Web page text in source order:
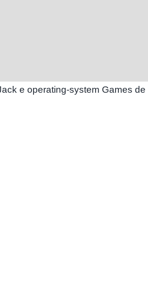
e operating-system Games